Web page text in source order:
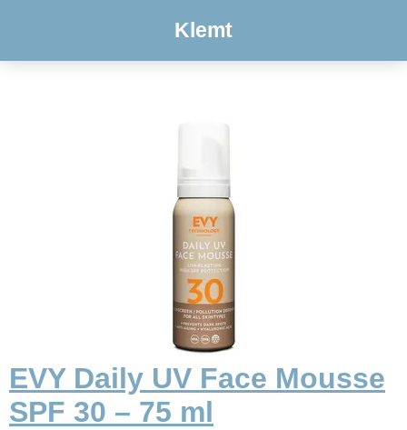
Klemt
EVY Daily UV Face Mousse
SPF 30 – 75 ml